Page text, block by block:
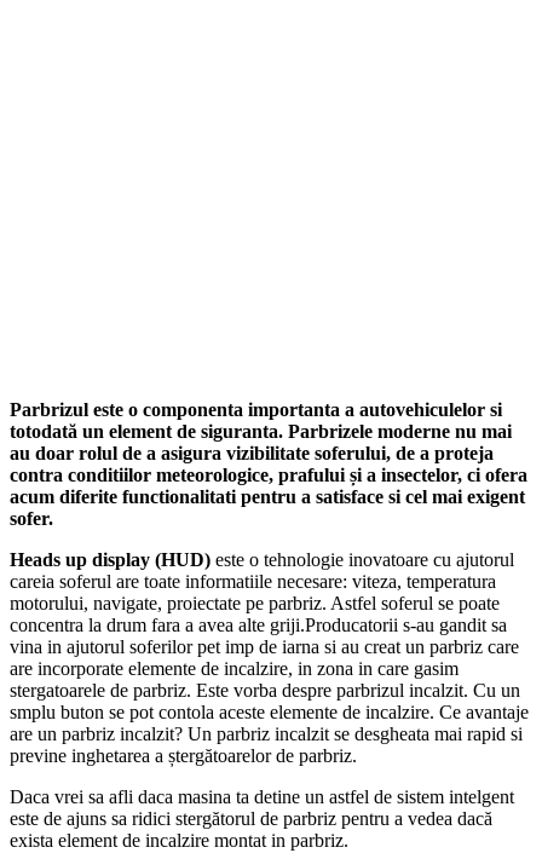
Parbrizul este o componenta importanta a autovehiculelor si
totodată un element de siguranta. Parbrizele moderne nu mai
au doar rolul de a asigura vizibilitate soferului, de a proteja
contra conditiilor meteorologice, prafului și a insectelor, ci ofera
acum diferite functionalitati pentru a satisface si cel mai exigent
sofer.
Heads up display (HUD) este o tehnologie inovatoare cu ajutorul
careia soferul are toate informatiile necesare: viteza, temperatura
motorului, navigate, proiectate pe parbriz. Astfel soferul se poate
concentra la drum fara a avea alte griji.Producatorii s-au gandit sa
vina in ajutorul soferilor pet imp de iarna si au creat un parbriz care
are incorporate elemente de incalzire, in zona in care gasim
stergatoarele de parbriz. Este vorba despre parbrizul incalzit. Cu un
smplu buton se pot contola aceste elemente de incalzire. Ce avantaje
are un parbriz incalzit? Un parbriz incalzit se desgheata mai rapid si
previne inghetarea a ștergătoarelor de parbriz.
Daca vrei sa afli daca masina ta detine un astfel de sistem intelgent
este de ajuns sa ridici stergătorul de parbriz pentru a vedea dacă
exista element de incalzire montat in parbriz.